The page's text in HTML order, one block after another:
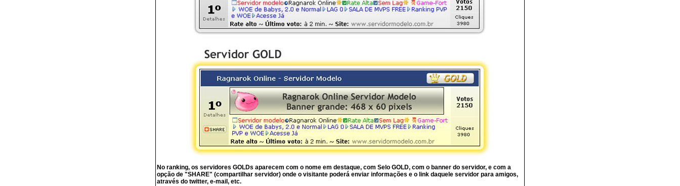
No ranking, os servidores GOLDs aparecem com o nome em destaque, com Selo GOLD, com o banner do servidor, e com a
opção de "SHARE" (compartilhar servidor) onde o visitante poderá enviar informações e o link daquele servidor para amigos,
através do twitter, e-mail, etc.